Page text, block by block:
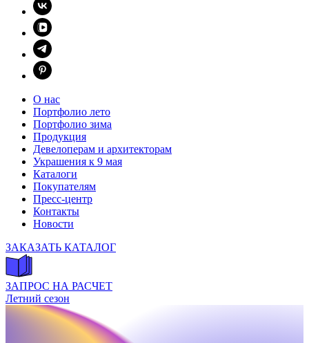
О нас
Портфолио лето
Портфолио зима
Продукция
Девелоперам и архитекторам
Украшения к 9 мая
Каталоги
Покупателям
Пресс-центр
Контакты
Новости
ЗАКАЗАТЬ КАТАЛОГ
ЗАПРОС НА РАСЧЕТ
Летний сезон